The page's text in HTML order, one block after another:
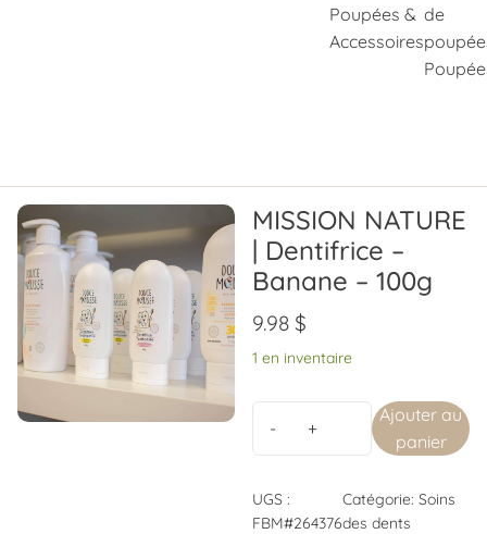
Poupées &
Accessoires
de
MISSION NATURE
| Dentifrice –
Banane – 100g
9.98$
1 en inventaire
Ajouter au
panier
UGS :
FBM#264376
Catégorie:Soins
des dents